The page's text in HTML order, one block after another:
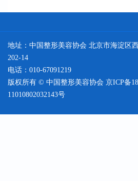
地址：中国整形美容协会 北京市海淀区
202-14
电话：010-67091219
版权所有 © 中国整形美容协会 京ICP备
11010802032143号